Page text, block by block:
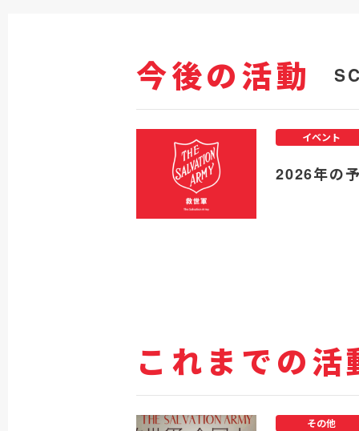
今後の活動
2026年の
イベント
これまでの活
その他